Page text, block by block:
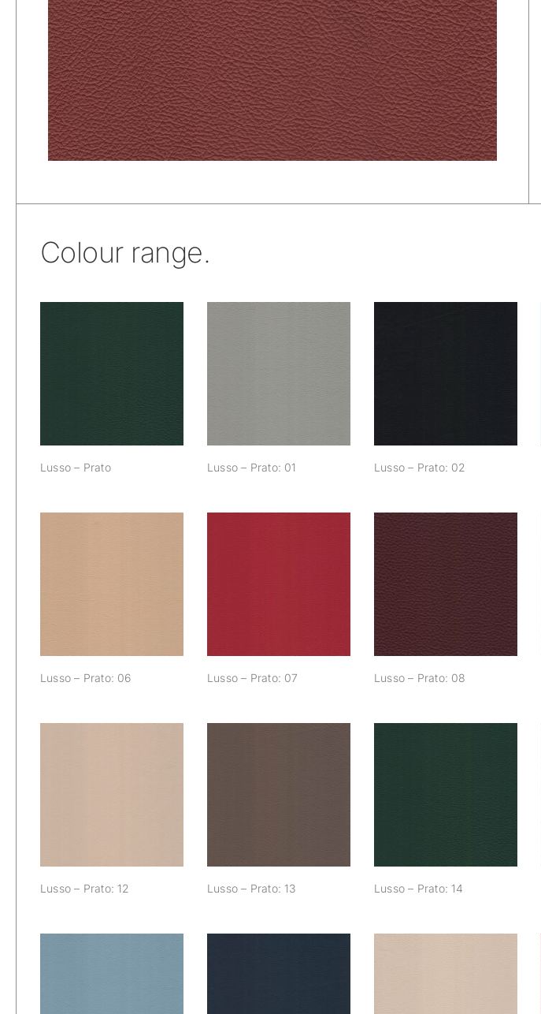
Colour range.
Lusso – Prato Lusso – Prato: 01 Lusso – Prato: 02
Lusso – Prato: 06 Lusso – Prato: 07
Lusso – Prato: 08
Lusso – Prato: 08
Lusso – Prato: 12 Lusso – Prato: 13 Lusso – Prato: 14